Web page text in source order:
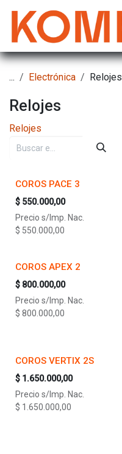
... Electrónica Relojes
Relojes
Relojes
COROS PACE 3
$ 550.000,00
Precio s/Imp. Nac.
$ 550.000,00
COROS APEX 2
$ 800.000,00
Precio s/Imp. Nac.
$ 800.000,00
COROS VERTIX 2S
$ 1.650.000,00
Precio s/Imp. Nac.
$ 1.650.000,00